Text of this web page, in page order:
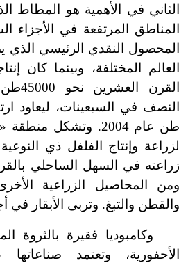
الثاني في الأهمية هو المطاط
المناطق المرتفعة في الأجزاء
المحصول النقدي الرئيسي
العالم المختلفة، وبينما كان
طن عام 2004. وتشكل منطقة
«
لزراعة وإنتاج الفلفل ذي
زراعته في السهل الساحلي
ومن المحاصيل الزراعية
والقطن والتبغ. وتربى الأبقار في
وكامبوديا فقيرة بالثروة
الأحفورية، وتعتمد